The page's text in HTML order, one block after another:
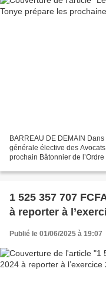
BARREAU DE DEMAIN
générale élective des
prochain Bâtonnier de
1 525 357 707
à reporter à
Publié le 01/06/2025 à 19:07